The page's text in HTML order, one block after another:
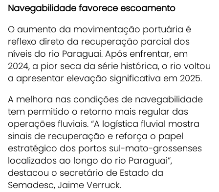
Navegabilidade favorece escoamento
O aumento da movimentação portuária é
reflexo direto da recuperação parcial dos
níveis do rio Paraguai. Após enfrentar, em
2024, a pior seca da série histórica, o rio voltou
a apresentar elevação significativa em 2025.
A melhora nas condições de navegabilidade
tem permitido o retorno mais regular das
operações fluviais. “A logística fluvial mostra
sinais de recuperação e reforça o papel
estratégico dos portos sul-mato-grossenses
localizados ao longo do rio Paraguai”,
destacou o secretário de Estado da
Semadesc, Jaime Verruck.